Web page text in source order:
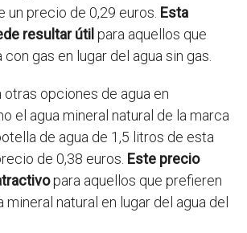
un precio de 0,29 euros. Esta
resultar útil para aquellos que
gas en lugar del agua sin gas.
opciones de agua en
el agua mineral natural de la marca
de agua de 1,5 litros de esta
de 0,38 euros. Este precio
para aquellos que prefieren
mineral natural en lugar del agua del